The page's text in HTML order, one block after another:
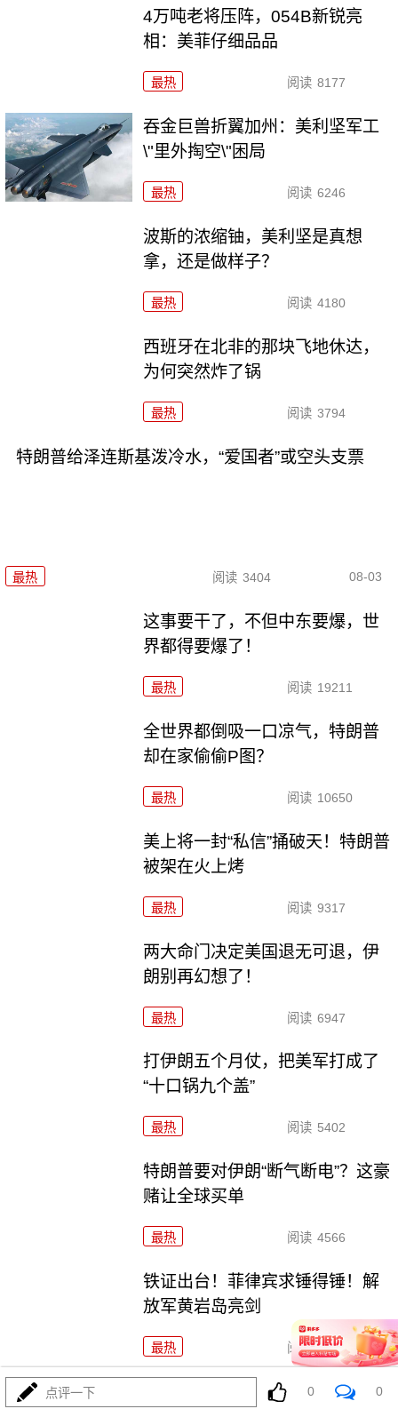
4万吨老将压阵，054B新锐亮
相：美菲仔细品品
最热 阅读 8177
吞金巨兽折翼加州：美利坚军工
\"里外掏空\"困局
最热 阅读 6246
波斯的浓缩铀，美利坚是真想
拿，还是做样子？
最热 阅读 4180
西班牙在北非的那块飞地休达，
为何突然炸了锅
最热 阅读 3794
特朗普给泽连斯基泼冷水，“爱国者”或空头支票
最热 阅读 3404 08-03
这事要干了，不但中东要爆，世
界都得要爆了！
最热 阅读 19211
全世界都倒吸一口凉气，特朗普
却在家偷偷P图？
最热 阅读 10650
美上将一封“私信”捅破天！特朗普
被架在火上烤
最热 阅读 9317
两大命门决定美国退无可退，伊
朗别再幻想了！
最热 阅读 6947
打伊朗五个月仗，把美军打成了
“十口锅九个盖”
最热 阅读 5402
特朗普要对伊朗“断气断电”？这豪
赌让全球买单
最热 阅读 4566
铁证出台！菲律宾求锤得锤！解
放军黄岩岛亮剑
最热 阅读 22127
五万人一夜破城，欧盟真怕了！
点评一下 0 0